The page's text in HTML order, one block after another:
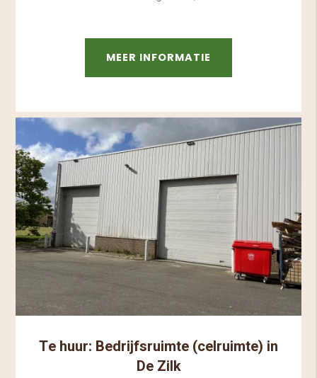
MEER INFORMATIE
Te huur: Bedrijfsruimte (celruimte) in
De Zilk